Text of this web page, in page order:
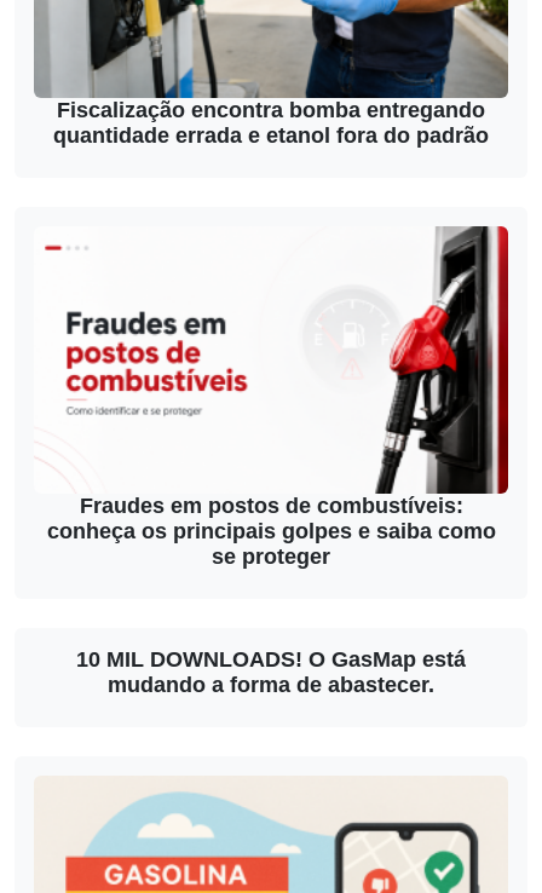
Fiscalização encontra bomba entregando
quantidade errada e etanol fora do padrão
Fraudes em postos de combustíveis:
conheça os principais golpes e saiba como
se proteger
10 MIL DOWNLOADS! O GasMap está
mudando a forma de abastecer.